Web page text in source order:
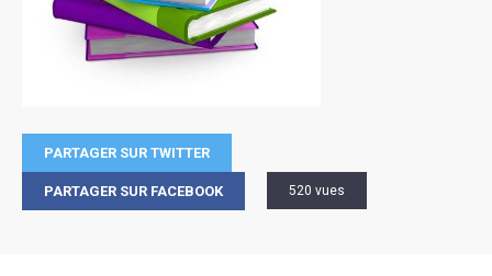
PARTAGER SUR TWITTER
PARTAGER SUR FACEBOOK 520 vues